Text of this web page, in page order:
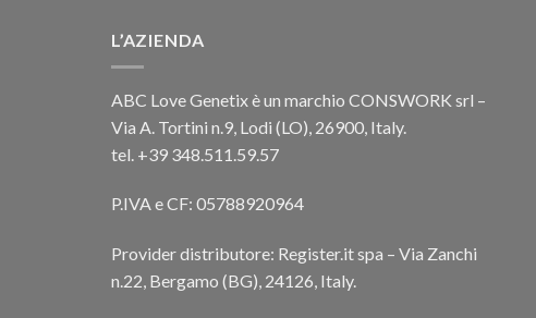
L’AZIENDA
ABC Love Genetix è un marchio CONSWORK srl –
Via A. Tortini n.9, Lodi (LO), 26900, Italy.
tel. +39 348.511.59.57
P.IVA e CF: 05788920964
Provider distributore: Register.it spa – Via Zanchi
n.22, Bergamo (BG), 24126, Italy.